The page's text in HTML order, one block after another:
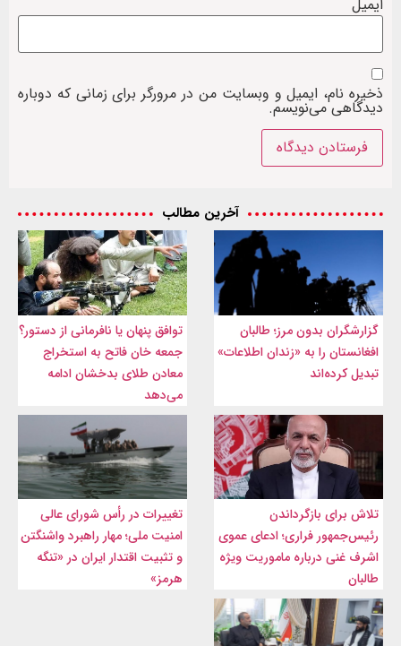
ایمیل
ذخیره نام، ایمیل و وبسایت من در مرورگر برای زمانی که دوباره
دیدگاهی می‌نویسم.
آخرین مطالب
گزارشگران بدون مرز؛ طالبان
افغانستان را به «زندان اطلاعات»
تبدیل کرده‌اند
توافق پنهان یا نافرمانی از دستور؟
جمعه خان فاتح به استخراج
معادن طلای بدخشان ادامه
می‌دهد
تلاش برای بازگرداندن
رئیس‌جمهور فراری؛ ادعای عموی
اشرف غنی درباره ماموریت ویژه
طالبان
تغییرات در رأس شورای عالی
امنیت ملی؛ مهار راهبرد واشنگتن
و تثبیت اقتدار ایران در «تنگه
هرمز»